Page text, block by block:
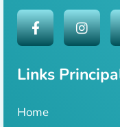
Links
Home